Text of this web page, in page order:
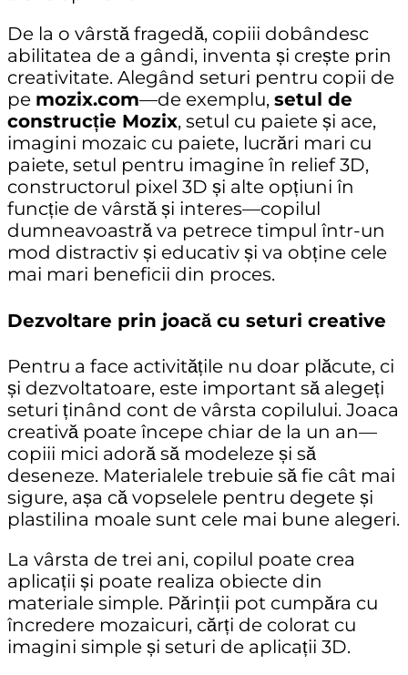
De la o vârstă fragedă, copiii dobândesc
abilitatea de a gândi, inventa și crește prin
creativitate. Alegând seturi pentru copii de
pe mozix.com—de exemplu, setul de
construcție Mozix, setul cu paiete și ace,
imagini mozaic cu paiete, lucrări mari cu
paiete, setul pentru imagine în relief 3D,
constructorul pixel 3D și alte opțiuni în
funcție de vârstă și interes—copilul
dumneavoastră va petrece timpul într-un
mod distractiv și educativ și va obține cele
mai mari beneficii din proces.
Dezvoltare prin joacă cu seturi creative
Pentru a face activitățile nu doar plăcute, ci
și dezvoltatoare, este important să alegeți
seturi ținând cont de vârsta copilului. Joaca
creativă poate începe chiar de la un an—
copiii mici adoră să modeleze și să
deseneze. Materialele trebuie să fie cât mai
sigure, așa căvopselele pentru degete și
plastilina moale sunt cele mai bune alegeri.
La vârsta de trei ani, copilul poate crea
aplicații și poate realiza obiecte din
materiale simple. Părinții pot cumpăra cu
încredere mozaicuri, cărți de colorat cu
imagini simple și seturi de aplicații 3D.